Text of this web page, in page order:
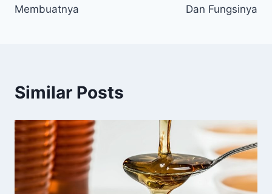
Membuatnya
Dan Fungsinya
Similar Posts